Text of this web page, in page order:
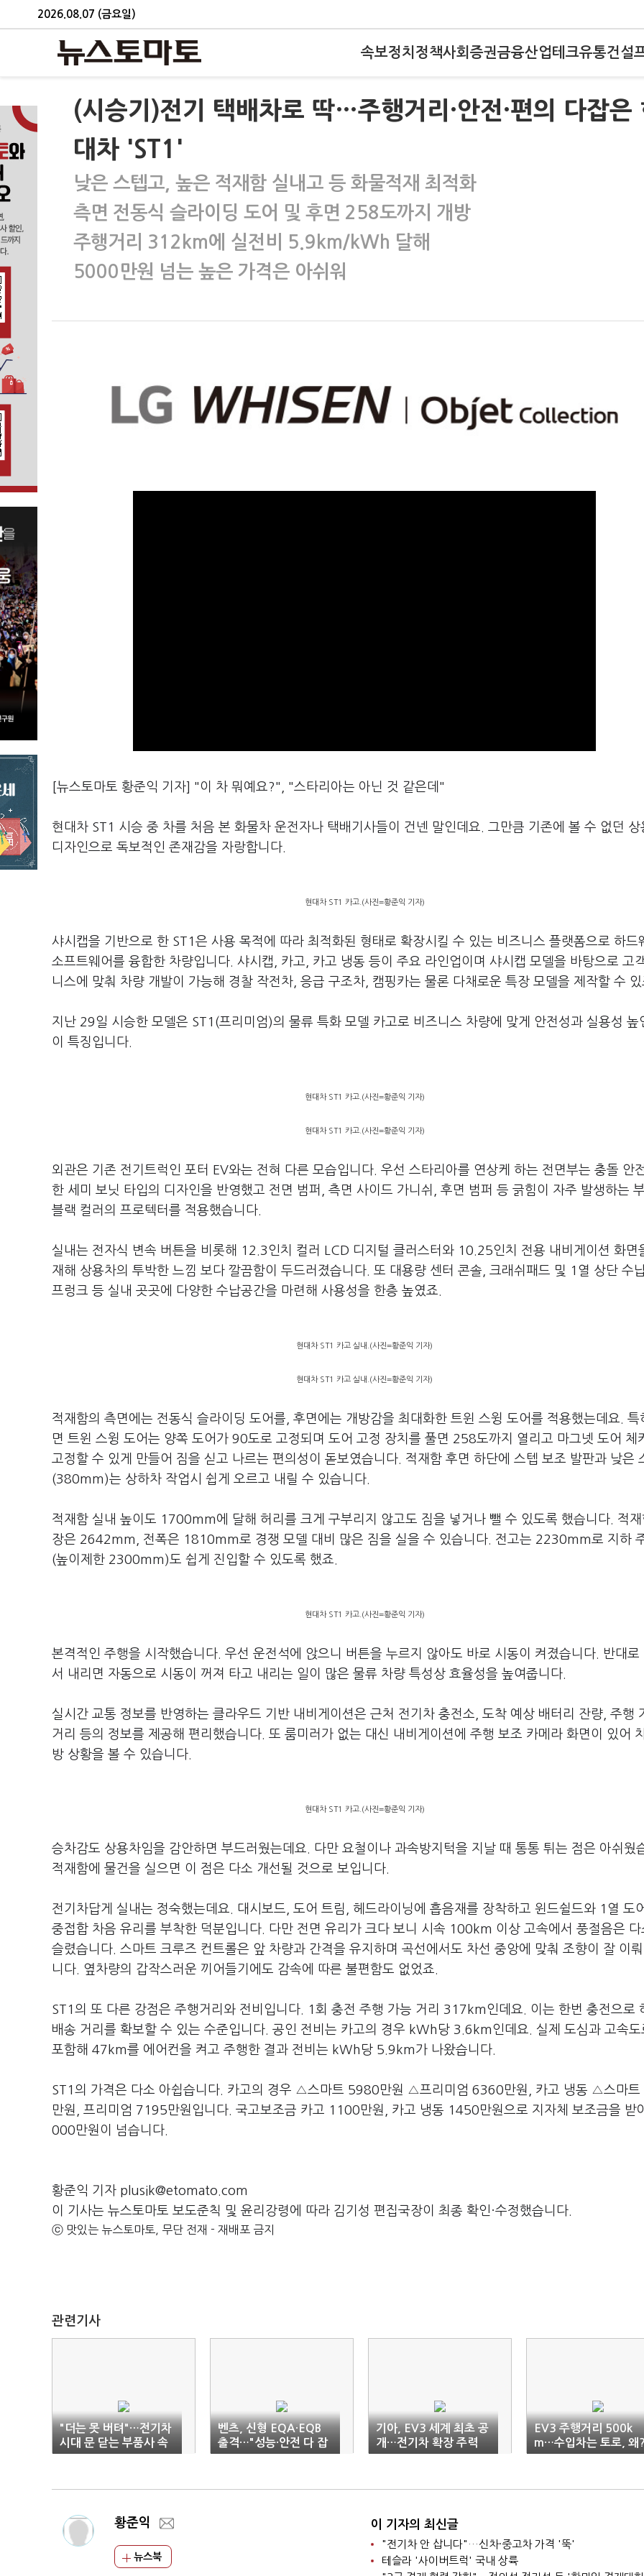
2026.08.07 (금요일)
속보정치 정책사회 증권금융산업테크유통건설
(시승기)전기 택배차로 딱…주행거리·안전·편의 다잡은
대차 'ST1'
낮은 스텝고, 높은 적재함 실내고 등 화물적재 최적화
측면 전동식 슬라이딩 도어 및 후면 258도까지 개방
주행거리 312km에 실전비 5.9km/kWh 달해
5000만원 넘는 높은 가격은 아쉬워
[뉴스토마토 황준익 기자] "이 차 뭐예요?", "스타리아는 아닌 것 같은데"
현대차 ST1 시승 중 차를 처음 본 화물차 운전자나 택배기사들이 건넨 말인데요. 그만큼 기존에 볼 수 없던 상
디자인으로 독보적인 존재감을 자랑합니다.
현대차 ST1 카고.(사진=황준익 기자)
샤시캡을 기반으로 한 ST1은 사용 목적에 따라 최적화된 형태로 확장시킬 수 있는 비즈니스 플랫폼으로 하드
소프트웨어를 융합한 차량입니다. 샤시캡, 카고, 카고 냉동 등이 주요 라인업이며 샤시캡 모델을 바탕으로 고
니스에 맞춰 차량 개발이 가능해 경찰 작전차, 응급 구조차, 캠핑카는 물론 다채로운 특장 모델을 제작할 수
지난 29일 시승한 모델은 ST1(프리미엄)의 물류 특화 모델 카고로 비즈니스 차량에 맞게 안전성과 실용성 높
이 특징입니다.
현대차 ST1 카고.(사진=황준익 기자)
현대차 ST1 카고.(사진=황준익 기자)
외관은 기존 전기트럭인 포터 EV와는 전혀 다른 모습입니다. 우선 스타리아를 연상케 하는 전면부는 충돌 안
한 세미 보닛 타입의 디자인을 반영했고 전면 범퍼, 측면 사이드 가니쉬, 후면 범퍼 등 긁힘이 자주 발생하는
블랙 컬러의 프로텍터를 적용했습니다.
실내는 전자식 변속 버튼을 비롯해 12.3인치 컬러 LCD 디지털 클러스터와 10.25인치 전용 내비게이션 화면
재해 상용차의 투박한 느낌 보다 깔끔함이 두드러졌습니다. 또 대용량 센터 콘솔, 크래쉬패드 및 1열 상단 수
프렁크 등 실내 곳곳에 다양한 수납공간을 마련해 사용성을 한층 높였죠.
현대차 ST1 카고 실내.(사진=황준익 기자)
현대차 ST1 카고 실내.(사진=황준익 기자)
적재함의 측면에는 전동식 슬라이딩 도어를, 후면에는 개방감을 최대화한 트윈 스윙 도어를 적용했는데요. 특
면 트윈 스윙 도어는 양쪽 도어가 90도로 고정되며 도어 고정 장치를 풀면 258도까지 열리고 마그넷 도어 체
고정할 수 있게 만들어 짐을 싣고 나르는 편의성이 돋보였습니다. 적재함 후면 하단에 스텝 보조 발판과 낮은
(380mm)는 상하차 작업시 쉽게 오르고 내릴 수 있습니다.
적재함 실내 높이도 1700mm에 달해 허리를 크게 구부리지 않고도 짐을 넣거나 뺄 수 있도록 했습니다. 적
장은 2642mm, 전폭은 1810mm로 경쟁 모델 대비 많은 짐을 실을 수 있습니다. 전고는 2230mm로 지하
(높이제한 2300mm)도 쉽게 진입할 수 있도록 했죠.
현대차 ST1 카고.(사진=황준익 기자)
본격적인 주행을 시작했습니다. 우선 운전석에 앉으니 버튼을 누르지 않아도 바로 시동이 켜졌습니다. 반대로
서 내리면 자동으로 시동이 꺼져 타고 내리는 일이 많은 물류 차량 특성상 효율성을 높여줍니다.
실시간 교통 정보를 반영하는 클라우드 기반 내비게이션은 근처 전기차 충전소, 도착 예상 배터리 잔량, 주행
거리 등의 정보를 제공해 편리했습니다. 또 룸미러가 없는 대신 내비게이션에 주행 보조 카메라 화면이 있어
방 상황을 볼 수 있습니다.
현대차 ST1 카고.(사진=황준익 기자)
승차감도 상용차임을 감안하면 부드러웠는데요. 다만 요철이나 과속방지턱을 지날 때 통통 튀는 점은 아쉬웠
적재함에 물건을 실으면 이 점은 다소 개선될 것으로 보입니다.
전기차답게 실내는 정숙했는데요. 대시보드, 도어 트림, 헤드라이닝에 흡음재를 장착하고 윈드쉴드와 1열 도
중접합 차음 유리를 부착한 덕분입니다. 다만 전면 유리가 크다 보니 시속 100km 이상 고속에서 풍절음은 다
슬렸습니다. 스마트 크루즈 컨트롤은 앞 차량과 간격을 유지하며 곡선에서도 차선 중앙에 맞춰 조향이 잘 이
니다. 옆차량의 갑작스러운 끼어들기에도 감속에 따른 불편함도 없었죠.
ST1의 또 다른 강점은 주행거리와 전비입니다. 1회 충전 주행 가능 거리 317km인데요. 이는 한번 충전으로
배송 거리를 확보할 수 있는 수준입니다. 공인 전비는 카고의 경우 kWh당 3.6km인데요. 실제 도심과 고속도
포함해 47km를 에어컨을 켜고 주행한 결과 전비는 kWh당 5.9km가 나왔습니다.
ST1의 가격은 다소 아쉽습니다. 카고의 경우 △스마트 5980만원 △프리미엄 6360만원, 카고 냉동 △스마
만원, 프리미엄 7195만원입니다. 국고보조금 카고 1100만원, 카고 냉동 1450만원으로 지자체 보조금을 받
000만원이 넘습니다.
황준익 기자 plusik@etomato.com
이 기사는 뉴스토마토 보도준칙 및 윤리강령에 따라 김기성 편집국장이 최종 확인·수정했습니다.
ⓒ 맛있는 뉴스토마토, 무단 전재 - 재배포 금지
관련기사
"더는 못 버텨"…전기차
시대 문 닫는 부품사 속
출
벤츠, 신형 EQA·EQB
출격…"성능·안전 다 잡
았다"
기아, EV3 세계 최초 공
개…전기차 확장 주력
EV3 주행거리 500k
m…수입차는 토로, 왜
황준익
뉴스북
이 기자의 최신글
"전기차 안 삽니다"…신차·중고차 가격 '뚝'
테슬라 '사이버트럭' 국내 상륙